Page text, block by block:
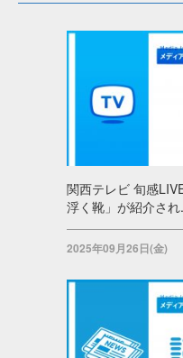
関西テレビ 旬感
浮く靴」が紹介され
2025年09月26日(金)